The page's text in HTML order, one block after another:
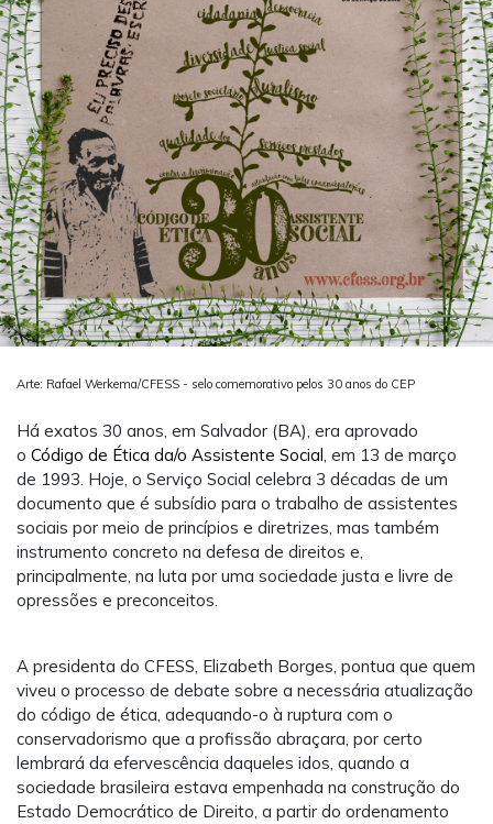
Arte: Rafael Werkema/CFESS - selo comemorativo pelos 30 anos do CEP
Há exatos 30 anos, em Salvador (BA), era aprovado
o Código de Ética da/o Assistente Social , em 13 de março
de 1993. Hoje, o Serviço Social celebra 3 décadas de um
documento que é subsídio para o trabalho de assistentes
sociais por meio de princípios e diretrizes, mas também
instrumento concreto na defesa de direitos e,
principalmente, na luta por uma sociedade justa e livre de
opressões e preconceitos.
A presidenta do CFESS, Elizabeth Borges, pontua que quem
viveu o processo de debate sobre a necessária atualização
do código de ética, adequando-o à ruptura com o
conservadorismo que a profissão abraçara, por certo
lembrará da efervescência daqueles idos, quando a
sociedade brasileira estava empenhada na construção do
Estado Democrático de Direito, a partir do ordenamento